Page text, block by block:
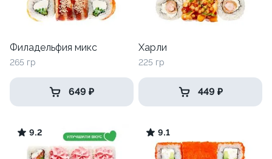
Филадельфия микс
265 гр
649 ₽
Харли
225 гр
449 ₽
9.2 9.1